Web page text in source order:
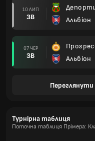
10 ЛИП
ЗВ
Альбіон
07 ЧЕР
ЗВ
Альбіон
Переглянути
Турнірна таблиця
Поточна таблиця Прімера: